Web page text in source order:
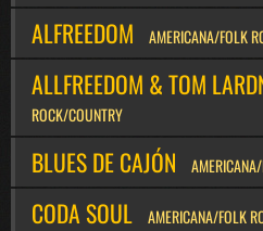
ALFREEDOM AMERICANA/FOLK
ALLFREEDOM & TOM
ROCK/COUNTRY
BLUES DE CAJÓN
CODA SOUL AMERICANA/FOLK